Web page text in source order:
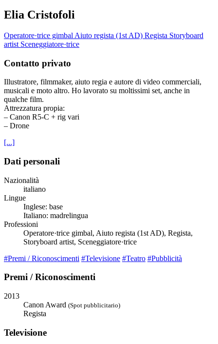
Elia Cristofoli
Operatore·trice gimbal Aiuto regista (1st AD) Regista Storyboard
artist Sceneggiatore·trice
Contatto privato
Illustratore, filmmaker, aiuto regia e autore di video commerciali,
musicali e moto altro. Ho lavorato su moltissimi set, anche in
qualche film.
Attrezzatura propia:
– Canon R5-C + rig vari
– Drone
[...]
Dati personali
Nazionalità
italiano
Lingue
Inglese: base
Italiano: madrelingua
Professioni
Operatore·trice gimbal, Aiuto regista (1st AD), Regista,
Storyboard artist, Sceneggiatore·trice
#Premi / Riconoscimenti #Televisione #Teatro #Pubblicità
Premi / Riconoscimenti
2013
Canon Award (Spot pubblicitario)
Regista
Televisione